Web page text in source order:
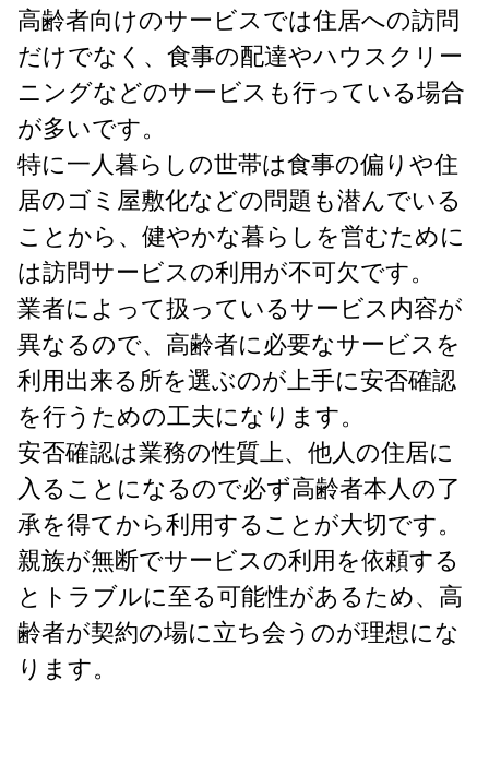
高齢者向けのサービスでは住居への訪問
だけでなく、食事の配達やハウスクリー
ニングなどのサービスも行っている場合
が多いです。
特に一人暮らしの世帯は食事の偏りや住
居のゴミ屋敷化などの問題も潜んでいる
ことから、健やかな暮らしを営むために
は訪問サービスの利用が不可欠です。
業者によって扱っているサービス内容が
異なるので、高齢者に必要なサービスを
利用出来る所を選ぶのが上手に安否確認
を行うための工夫になります。
安否確認は業務の性質上、他人の住居に
入ることになるので必ず高齢者本人の了
承を得てから利用することが大切です。
親族が無断でサービスの利用を依頼する
とトラブルに至る可能性があるため、高
齢者が契約の場に立ち会うのが理想にな
ります。